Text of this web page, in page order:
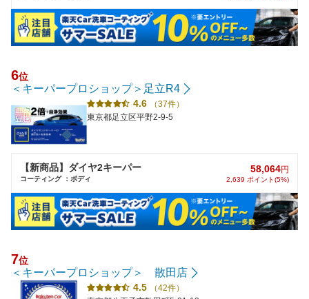
6位
＜キーパープロショップ＞足立R4
4.6
（37件）
東京都足立区平野2-9-5
【新商品】ダイヤ2キーパー
コーティング ：ボディ
58,064円
2,639 ポイント(5%)
7位
＜キーパープロショップ＞ 散田店
4.5
（42件）